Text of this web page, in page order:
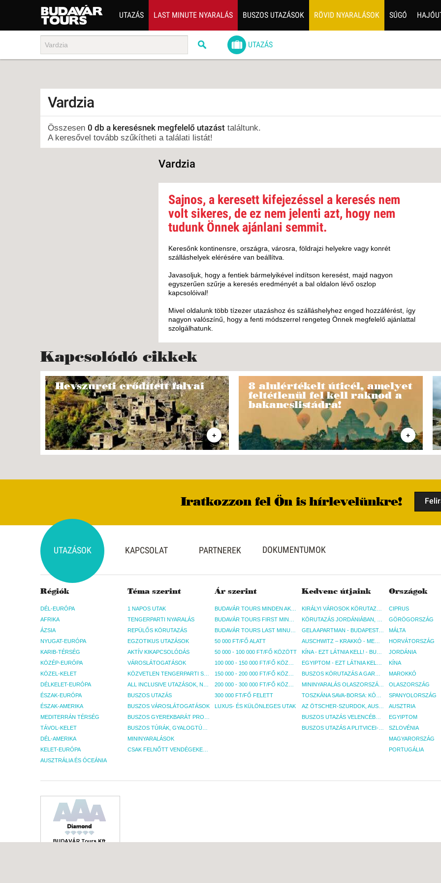
UTAZÁS
BUSZOS UTAZÁSOK
CSALÁDI ÜDÜLÉS
UTAZÁSOK DEBRECENI
INDULÁSSAL
VÁROSLÁTOGATÁS
KÖZVETLEN
TENGERPARTI
SZÁLLODÁK
CSÚSZDÁVAL
BUDAVÁR TOURS
LAST MINUTE NYARALÁS BUSZOS UTAZÁSOK RÖVID NYARALÁSOK SÚGÓ
UTAZÁS
Vardzia
Összesen 0 db a keresésnek megfelelő utazást találtunk.
A keresővel tovább szűkítheti a találati listát!
Vardzia
Sajnos, a keresett kifejezéssel a keresés nem
volt sikeres, de ez nem jelenti azt, hogy nem
tudunk Önnek ajánlani semmit.
Keresőnk kontinensre, országra, városra, földrajzi helyekre vagy konrét
szálláshelyek elérésére van beállítva.
Javasoljuk, hogy a fentiek bármelyikével indítson keresést, majd nagyon
egyszerűen szűrje a keresés eredményét a bal oldalon lévő oszlop
kapcsolóival!
Mivel oldalunk több tízezer utazáshoz és szálláshelyhez enged hozzáférést, így
nagyon valószínű, hogy a fenti módszerrel rengeteg Önnek megfelelő ajánlattal
szolgálhatunk.
Kapcsolódó cikkek
Hevszureti erődített falvai
+
8 alulértékelt úticél, amelyet
feltétlenül fel kell raknod a
bakancslistádra!
+
Iratkozzon fel Ön is hírlevelünkre!
UTAZÁSOK KAPCSOLAT PARTNEREK DOKUMENTUMOK
Régiók
DÉL-EURÓPA
AFRIKA
ÁZSIA
NYUGAT-EURÓPA
KARIB-TÉRSÉG
KÖZÉP-EURÓPA
KÖZEL-KELET
DÉLKELET-EURÓPA
ÉSZAK-EURÓPA
ÉSZAK-AMERIKA
MEDITERRÁN TÉRSÉG
TÁVOL-KELET
DÉL-AMERIKA
KELET-EURÓPA
AUSZTRÁLIA ÉS ÓCEÁNIA
Téma szerint
1 NAPOS UTAK
TENGERPARTI NYARALÁS
REPÜLŐS KÖRUTAZÁS
EGZOTIKUS UTAZÁSOK
AKTÍV KIKAPCSOLÓDÁS
VÁROSLÁTOGATÁSOK
BUSZOS UTAZÁS
BUSZOS VÁROSLÁTOGATÁSOK
MININYARALÁSOK
Ár szerint
50 000 FT/FŐ ALATT
50 000 - 100 000 FT/FŐ KÖZÖTT
300 000 FT/FŐ FELETT
LUXUS- ÉS KÜLÖNLEGES UTAK
Kedvenc útjaink
GELA APARTMAN - BUDAPEST, REPÜLŐ
Országok
CIPRUS
GÖRÖGORSZÁG
MÁLTA
HORVÁTORSZÁG
JORDÁNIA
KÍNA
MAROKKÓ
OLASZORSZÁG
SPANYOLORSZÁG
AUSZTRIA
EGYIPTOM
SZLOVÉNIA
MAGYARORSZÁG
PORTUGÁLIA